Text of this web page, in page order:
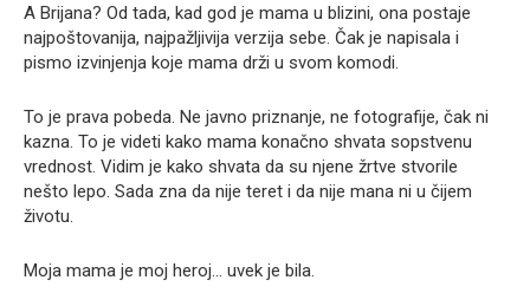
A Brijana? Od tada, kad god je mama u blizini, ona postaje
najpoštovanija, najpažljivija verzija sebe. Čak je napisala i
pismo izvinjenja koje mama drži u svom komodi.
To je prava pobeda. Ne javno priznanje, ne fotografije, čak ni
kazna. To je videti kako mama konačno shvata sopstvenu
vrednost. Vidim je kako shvata da su njene žrtve stvorile
nešto lepo. Sada zna da nije teret i da nije mana ni u čijem
životu.
Moja mama je moj heroj… uvek je bila.